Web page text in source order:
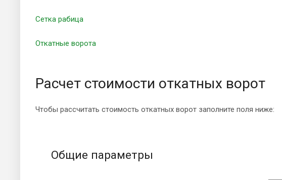
Сетка рабица
Откатные ворота
Расчет стоимости откатных ворот
Чтобы рассчитать стоимость откатных ворот заполните поля ниже:
Общие параметры